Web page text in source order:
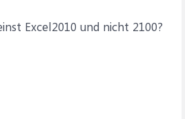
Excel2010 und nicht 2100?